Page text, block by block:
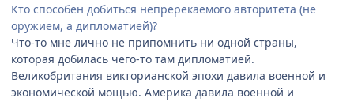
Кто способен добиться непререкаемого авторитета (не
оружием, а дипломатией)?
Что-то мне лично не припомнить ни одной страны,
которая добилась чего-то там дипломатией.
Великобритания викторианской эпохи давила военной и
экономической мощью. Америка давила военной и